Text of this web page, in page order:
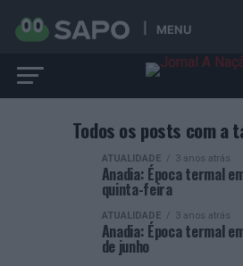
MENU
Todos os posts com a
ATUALIDADE 3 anos atrás
Anadia: Época termal
quinta-feira
ATUALIDADE 3 anos atrás
Anadia: Época termal
de junho